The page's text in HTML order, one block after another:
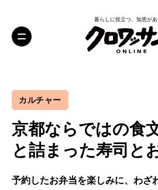
暮らしに役立つ、知恵があ
カルチャー
京都ならではの食
と詰まった寿司と
予約したお弁当を楽しみに、わざ